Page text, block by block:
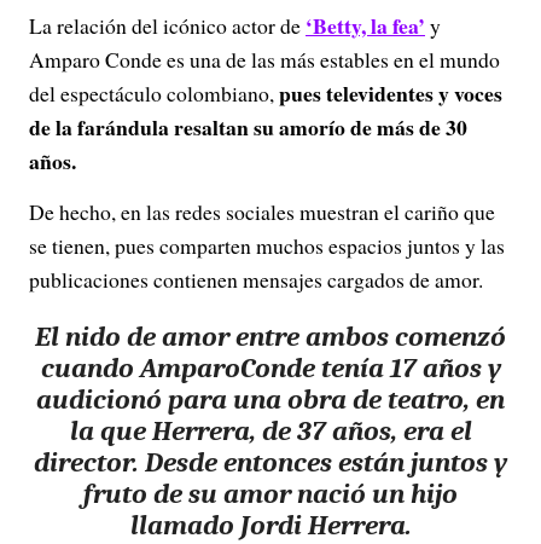
La relación del icónico actor de ‘Betty, la fea’ y
Amparo Conde es una de las más estables en el mundo
del espectáculo colombiano,pues televidentes y voces
de la farándula resaltan su amorío de más de 30
años.
De hecho, en las redes sociales muestran el cariño que
se tienen, pues comparten muchos espacios juntos y las
publicaciones contienen mensajes cargados de amor.
El nido de amor entre ambos comenzó
cuando AmparoConde tenía 17 años y
audicionó para una obra de teatro, en
la que Herrera, de 37 años, era el
director. Desde entonces están juntos y
fruto de su amor nació un hijo
llamado Jordi Herrera.